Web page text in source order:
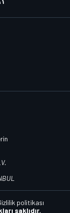
saklıdır.
politikası